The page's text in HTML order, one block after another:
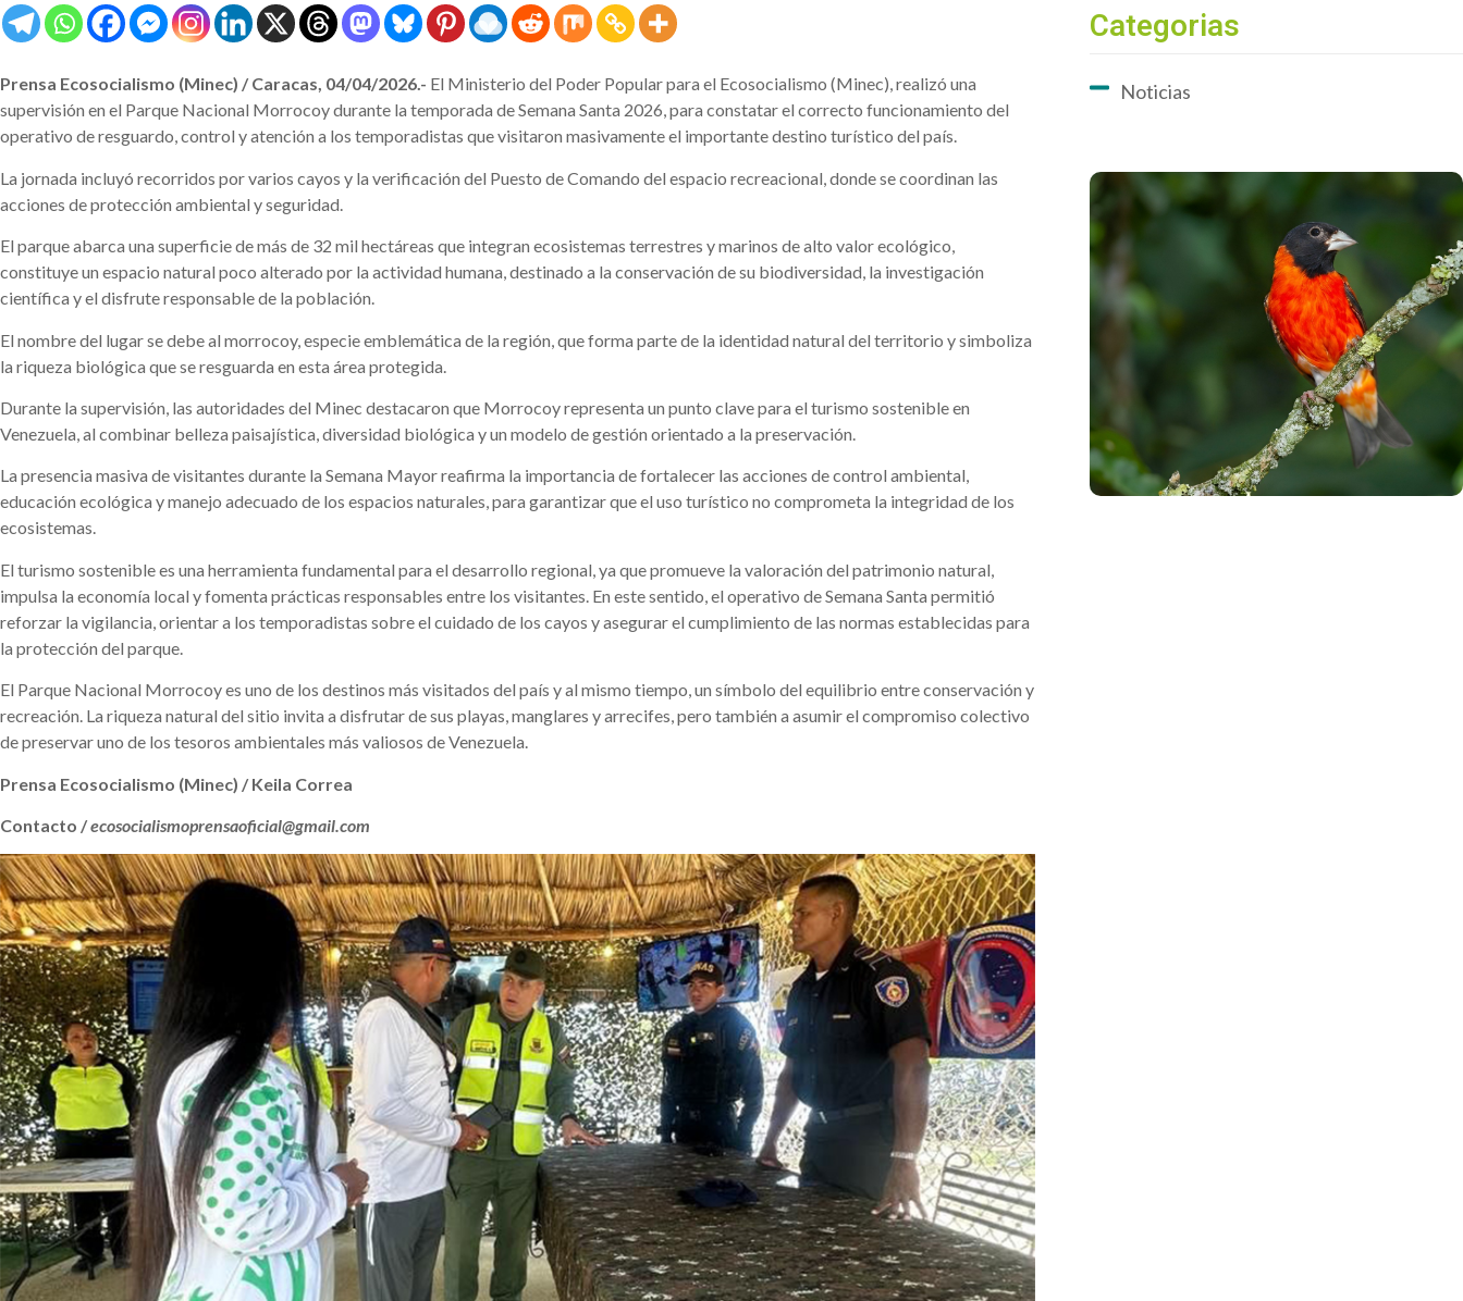
Prensa Ecosocialismo (Minec) / Caracas, 04/04/2026.- El Ministerio del Poder Popular para el Ecosocialismo (Minec), realizó una
supervisión en el Parque Nacional Morrocoy durante la temporada de Semana Santa 2026, para constatar el correcto funcionamiento del
operativo de resguardo, control y atención a los temporadistas que visitaron masivamente el importante destino turístico del país.
La jornada incluyó recorridos por varios cayos y la verificación del Puesto de Comando del espacio recreacional, donde se coordinan las
acciones de protección ambiental y seguridad.
El parque abarca una superficie de más de 32 mil hectáreas que integran ecosistemas terrestres y marinos de alto valor ecológico,
constituye un espacio natural poco alterado por la actividad humana, destinado a la conservación de su biodiversidad, la investigación
científica y el disfrute responsable de la población.
El nombre del lugar se debe al morrocoy, especie emblemática de la región, que forma parte de la identidad natural del territorio y simboliza
la riqueza biológica que se resguarda en esta área protegida.
Durante la supervisión, las autoridades del Minec destacaron que Morrocoy representa un punto clave para el turismo sostenible en
Venezuela, al combinar belleza paisajística, diversidad biológica y un modelo de gestión orientado a la preservación.
La presencia masiva de visitantes durante la Semana Mayor reafirma la importancia de fortalecer las acciones de control ambiental,
educación ecológica y manejo adecuado de los espacios naturales, para garantizar que el uso turístico no comprometa la integridad de los
ecosistemas.
El turismo sostenible es una herramienta fundamental para el desarrollo regional, ya que promueve la valoración del patrimonio natural,
impulsa la economía local y fomenta prácticas responsables entre los visitantes. En este sentido, el operativo de Semana Santa permitió
reforzar la vigilancia, orientar a los temporadistas sobre el cuidado de los cayos y asegurar el cumplimiento de las normas establecidas para
la protección del parque.
El Parque Nacional Morrocoy es uno de los destinos más visitados del país y al mismo tiempo, un símbolo del equilibrio entre conservación y
recreación. La riqueza natural del sitio invita a disfrutar de sus playas, manglares y arrecifes, pero también a asumir el compromiso colectivo
de preservar uno de los tesoros ambientales más valiosos de Venezuela.
Prensa Ecosocialismo (Minec) / Keila Correa
Contacto /ecosocialismoprensaoficial@gmail.com
Categorias
Noticias
.